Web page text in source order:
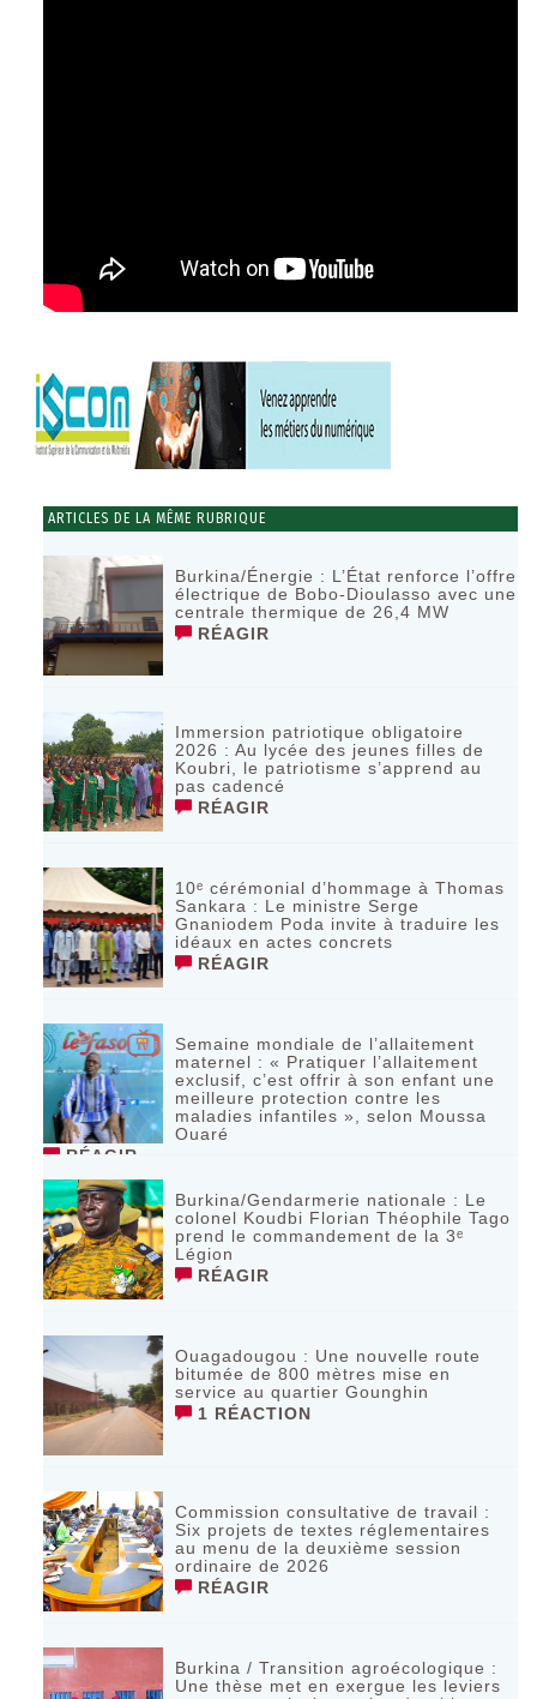
ARTICLES DE LA MÊME RUBRIQUE
Burkina/Énergie : L’État renforce l’offre
électrique de Bobo-Dioulasso avec une
centrale thermique de 26,4 MW
RÉAGIR
Immersion patriotique obligatoire
2026 : Au lycée des jeunes filles de
Koubri, le patriotisme s’apprend au
pas cadencé
RÉAGIR
10ᵉ cérémonial d’hommage à Thomas
Sankara : Le ministre Serge
Gnaniodem Poda invite à traduire les
idéaux en actes concrets
RÉAGIR
Semaine mondiale de l’allaitement
maternel : « Pratiquer l’allaitement
exclusif, c’est offrir à son enfant une
meilleure protection contre les
maladies infantiles », selon Moussa
Ouaré
RÉAGIR
Burkina/Gendarmerie nationale : Le
colonel Koudbi Florian Théophile Tago
prend le commandement de la 3ᵉ
Légion
RÉAGIR
Ouagadougou : Une nouvelle route
bitumée de 800 mètres mise en
service au quartier Gounghin
1 RÉACTION
Commission consultative de travail :
Six projets de textes réglementaires
au menu de la deuxième session
ordinaire de 2026
RÉAGIR
Burkina / Transition agroécologique :
Une thèse met en exergue les leviers